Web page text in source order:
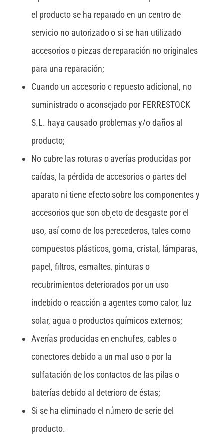
el producto se ha reparado en un centro de
servicio no autorizado o si se han utilizado
accesorios o piezas de reparación no originales
para una reparación;
Cuando un accesorio o repuesto adicional, no
suministrado o aconsejado por FERRESTOCK
S.L. haya causado problemas y/o daños al
producto;
No cubre las roturas o averías producidas por
caídas, la pérdida de accesorios o partes del
aparato ni tiene efecto sobre los componentes y
accesorios que son objeto de desgaste por el
uso, así como de los perecederos, tales como
compuestos plásticos, goma, cristal, lámparas,
papel, filtros, esmaltes, pinturas o
recubrimientos deteriorados por un uso
indebido o reacción a agentes como calor, luz
solar, agua o productos químicos externos;
Averías producidas en enchufes, cables o
conectores debido a un mal uso o por la
sulfatación de los contactos de las pilas o
baterías debido al deterioro de éstas;
Si se ha eliminado el número de serie del
producto.